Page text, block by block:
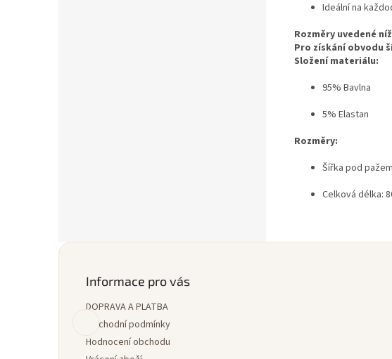
Ideální na
Rozměry uvedené
Pro získání obvodu
Složení materiálu:
95% Bavlna
5% Elastan
Rozměry:
Šířka pod
Celková délka:
Informace pro vás
DOPRAVA A PLATBA
Obchodní podmínky
Hodnocení obchodu